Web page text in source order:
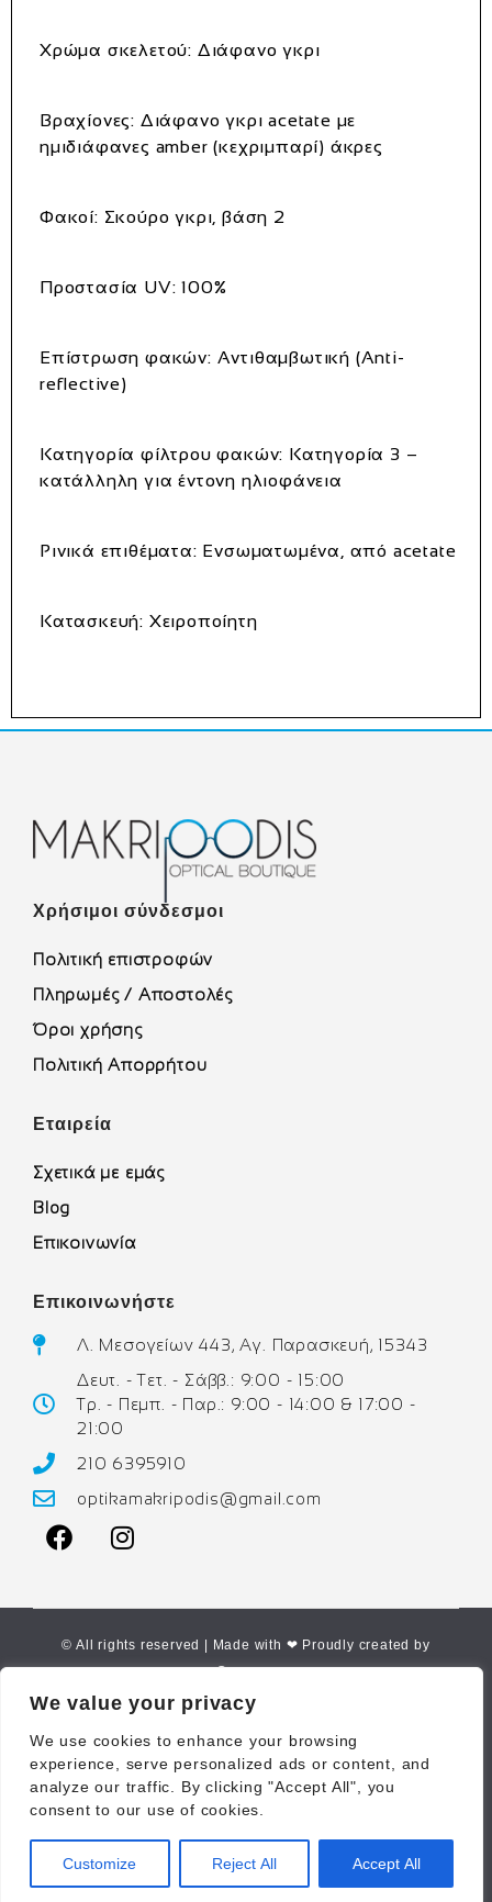
We value your privacy
We use cookies to enhance your browsing
experience, serve personalized ads or content, and
analyze our traffic. By clicking "Accept All", you
consent to our use of cookies.
Customize Reject All Accept All
Χρώμα σκελετού: Διάφανο γκρι
Βραχίονες: Διάφανο γκρι acetate με
ημιδιάφανες amber (κεχριμπαρί) άκρες
Φακοί: Σκούρο γκρι, βάση 2
Προστασία UV: 100%
Επίστρωση φακών: Αντιθαμβωτική (Anti-
reflective)
Κατηγορία φίλτρου φακών: Κατηγορία 3 –
κατάλληλη για έντονη ηλιοφάνεια
Ρινικά επιθέματα: Ενσωματωμένα, από acetate
Κατασκευή: Χειροποίητη
Χρήσιμοι σύνδεσμοι
Πολιτική επιστροφών
Πληρωμές / Αποστολές
Όροι χρήσης
Πολιτική Απορρήτου
Εταιρεία
Σχετικά με εμάς
Blog
Επικοινωνία
Επικοινωνήστε
Λ. Μεσογείων 443, Αγ. Παρασκευή, 15343
Δευτ. - Τετ. - Σάββ.: 9:00 - 15:00
Τρ. - Πεμπ. - Παρ.: 9:00 - 14:00 & 17:00 -
21:00
210 6395910
optikamakripodis@gmail.com
© All rights reserved | Made with ❤ Proudly created by
Corne.gr